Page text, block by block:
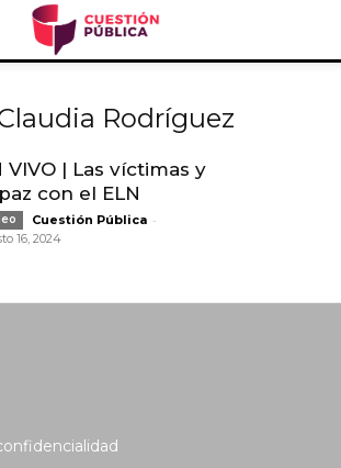
Rodríguez
VIVO | Las víctimas y
con el ELN
Cuestión Pública -
16, 2024